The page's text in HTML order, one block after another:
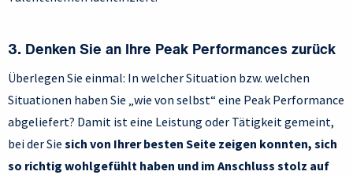
3. Denken Sie an Ihre Peak Performances zurück
Überlegen Sie einmal: In welcher Situation bzw. welchen
Situationen haben Sie „wie von selbst“ eine Peak Performance
abgeliefert? Damit ist eine Leistung oder Tätigkeit gemeint,
bei der Sie sich von Ihrer besten Seite zeigen konnten, sich
so richtig wohlgefühlt haben und im Anschluss stolz auf